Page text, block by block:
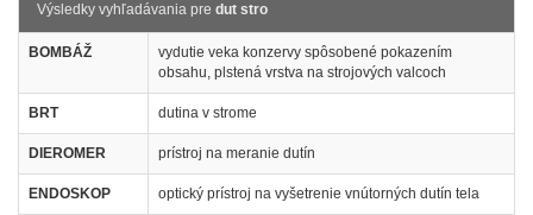
Výsledky vyhľadávania pre dut stro
BOMBÁŽ
vydutie veka konzervy spôsobené pokazením
obsahu, plstená vrstva na strojových valcoch
BRT dutina v strome
DIEROMER prístroj na meranie dutín
ENDOSKOP optický prístroj na vyšetrenie vnútorných dutín tela